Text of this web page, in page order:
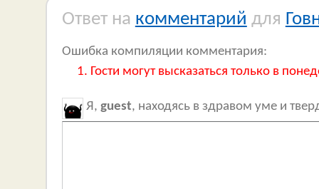
Ответ на комментарий для
Ошибка компиляции комментария:
Гости могут высказаться только в
Я, guest, находясь в здравом уме и